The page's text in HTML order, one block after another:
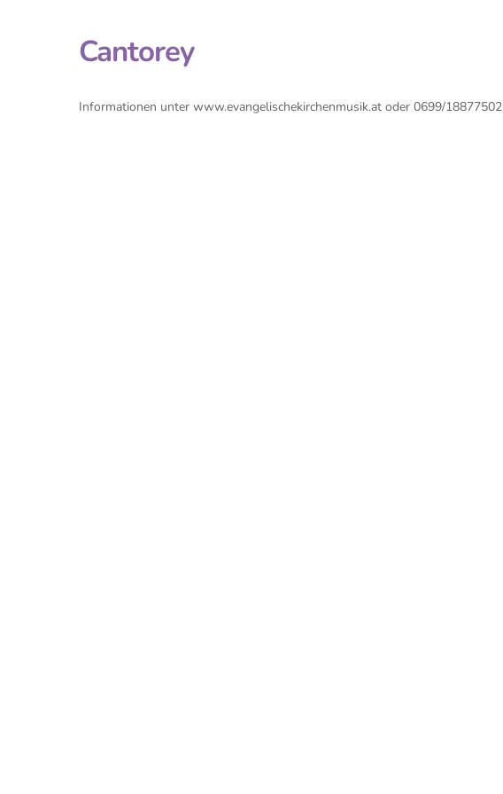
Cantorey
Informationen unter www.evangelischekirchenmusik.at oder 0699/18877502